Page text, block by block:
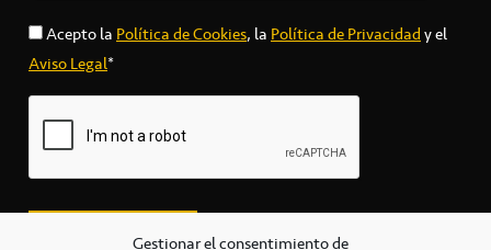
Gestionar el consentimiento de
Acepto laPolítica de Cookies, laPolítica de Privacidady el
Aviso Legal*